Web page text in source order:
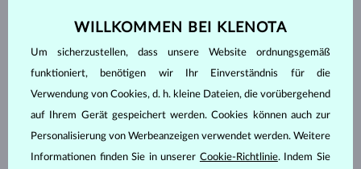
DIAMANT DIAMANT LAB GROWN
DIAMANT LAB GROWN BLAU DIAMANT LAB GROWN ROSA
DIAMANT SCHWARZ DIAMANT CHAMPAGNE
DIAMANT GRÜN SAPHIR BLAU
WILLKOMMEN BEI KLENOTA
Um sicherzustellen, dass unsere Website ordnungsgemäß
funktioniert, benötigen wir Ihr Einverständnis für die
Verwendung von Cookies, d. h. kleine Dateien, die vorübergehend
auf Ihrem Gerät gespeichert werden. Cookies können auch zur
Personalisierung von Werbeanzeigen verwendet werden. Weitere
Informationen finden Sie in unserer Cookie-Richtlinie. Indem Sie